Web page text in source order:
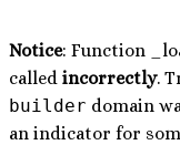
Notice: Function
called incorrectly.
builder domain
an indicator for